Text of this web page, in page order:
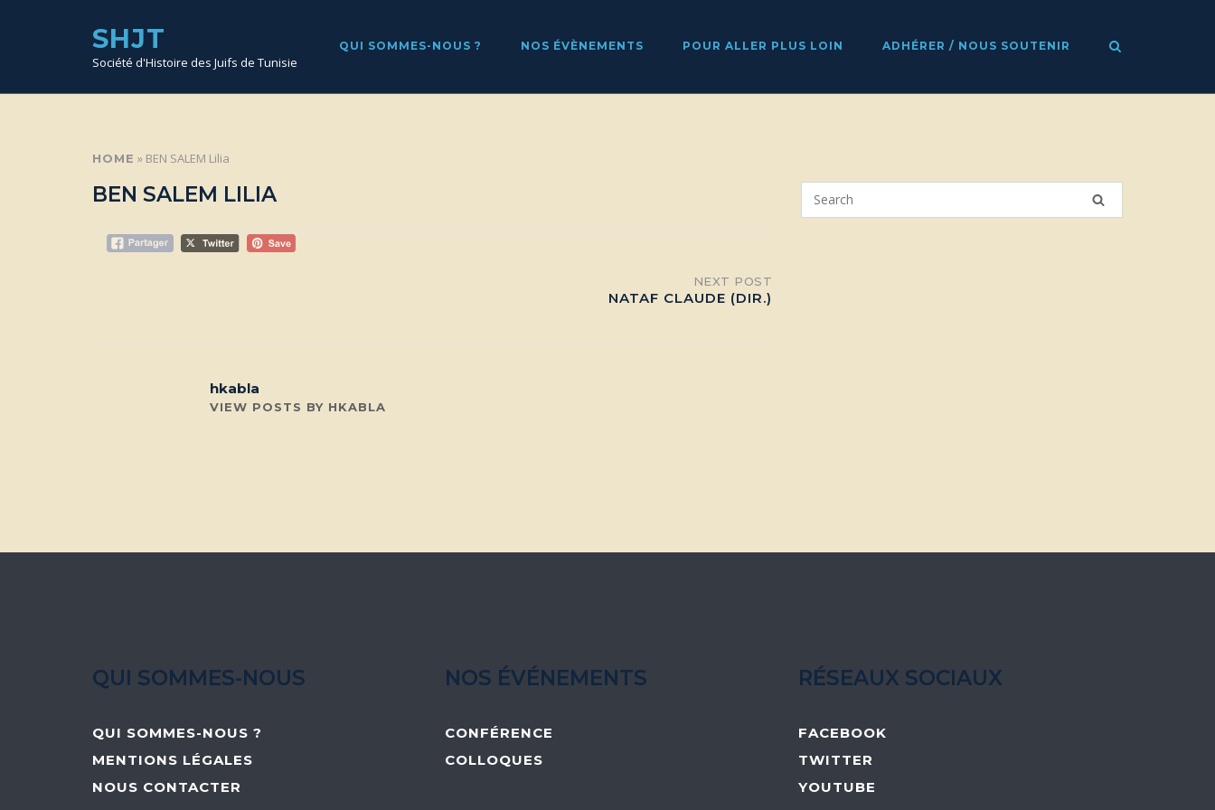
SHJT
Société d'Histoire des Juifs de Tunisie
QUI SOMMES-NOUS ? NOS ÉVÈNEMENTS POUR ALLER PLUS LOIN ADHÉRER / NOUS SOUTENIR
HOME » BEN SALEM Lilia
BEN SALEM LILIA
NEXT POST
NATAF CLAUDE (DIR.)
hkabla
VIEW POSTS BY HKABLA
QUI SOMMES-NOUS
QUI SOMMES-NOUS ?
MENTIONS LÉGALES
NOUS CONTACTER
NOS ÉVÉNEMENTS
CONFÉRENCE
COLLOQUES
RÉSEAUX SOCIAUX
FACEBOOK
TWITTER
YOUTUBE